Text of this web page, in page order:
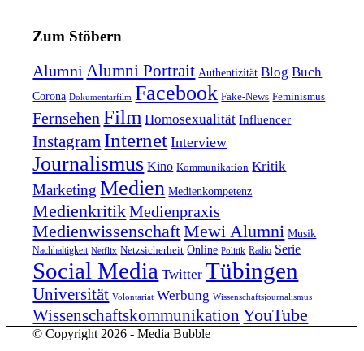
Zum Stöbern
Alumni Alumni Portrait Authentizität Blog Buch
Corona Dokumentarfilm Facebook Fake-News Feminismus
Fernsehen Film Homosexualität Influencer
Instagram Internet Interview
Journalismus Kino Kommunikation Kritik
Marketing Medien Medienkompetenz
Medienkritik Medienpraxis
MedienwissenschaftMewi Alumni Musik
Nachhaltigkeit Netflix Netzsicherheit Online Politik Radio Serie
Social Media Twitter Tübingen
Universität Volontariat Werbung Wissenschaftsjournalismus
Wissenschaftskommunikation YouTube
© Copyright 2026 - Media Bubble